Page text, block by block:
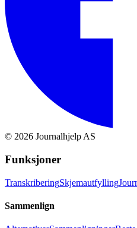
© 2026 Journalhjelp AS
Funksjoner
TranskriberingSkjemautfylling
Sammenlign